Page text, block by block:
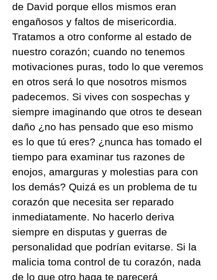
de David porque ellos mismos eran
engañosos y faltos de misericordia.
Tratamos a otro conforme al estado de
nuestro corazón; cuando no tenemos
motivaciones puras, todo lo que veremos
en otros será lo que nosotros mismos
padecemos. Si vives con sospechas y
siempre imaginando que otros te desean
daño ¿no has pensado que eso mismo
es lo que tú eres? ¿nunca has tomado el
tiempo para examinar tus razones de
enojos, amarguras y molestias para con
los demás? Quizá es un problema de tu
corazón que necesita ser reparado
inmediatamente. No hacerlo deriva
siempre en disputas y guerras de
personalidad que podrían evitarse. Si la
malicia toma control de tu corazón, nada
de lo que otro haga te parecerá